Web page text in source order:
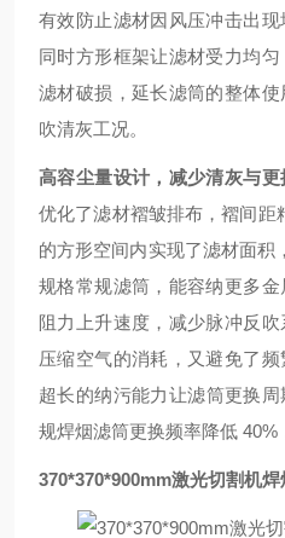
有效防止滤材因风压冲击出现
同时方形框架让滤材受力均
滤材破损，延长滤筒的整体
吹清灰工况。
高容尘量设计，减少清灰与更
优化了滤材褶皱排布，褶间距
的方形空间内实现了滤材面积
规格常规滤筒，能容纳更多
阻力上升速度，减少脉冲反
压缩空气的消耗，又避免了
超长的纳污能力让滤筒更换
规焊烟滤筒更换频率降低 40%
370*370*900mm激光切割机